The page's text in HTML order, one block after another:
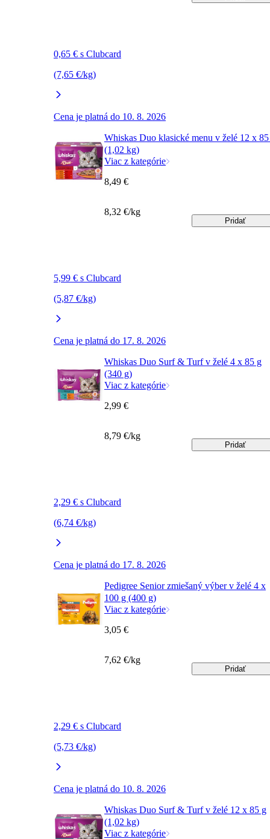
0,65 € s Clubcard
(7,65 €/kg)
Cena je platná do 10. 8. 2026
Whiskas Duo klasické menu v želé 12 x
(1,02 kg)
Viac z kategórie
5,99 € s Clubcard
(5,87 €/kg)
Cena je platná do 17. 8. 2026
8,49 €
8,32 €/kg
Pridať
Whiskas Duo Surf & Turf v želé 4 x 85 g
(340 g)
Viac z kategórie
2,29 € s Clubcard
(6,74 €/kg)
Cena je platná do 17. 8. 2026
2,99 €
8,79 €/kg
Pridať
Pedigree Senior zmiešaný výber v želé 4 x
100 g (400 g)
Viac z kategórie
2,29 € s Clubcard
(5,73 €/kg)
Cena je platná do 10. 8. 2026
3,05 €
7,62 €/kg
Pridať
Whiskas Duo Surf & Turf v želé 12 x 85 g
(1,02 kg)
Viac z kategórie